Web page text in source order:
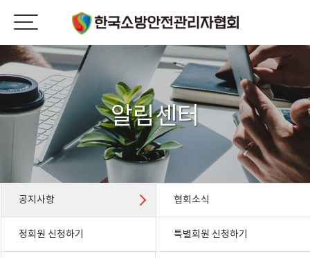
알림센터
공지사항 협회소식
정회원 신청하기 특별회원 신청하기